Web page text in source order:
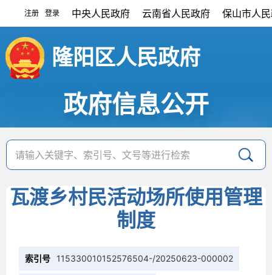
注册 登录 中央人民政府 云南省人民政府 保山市人
隆阳区人民政府
政府信息公开
瓦渡乡村民活动场所使用管理
制度
索引号 115330010152576504-/20250623-000002